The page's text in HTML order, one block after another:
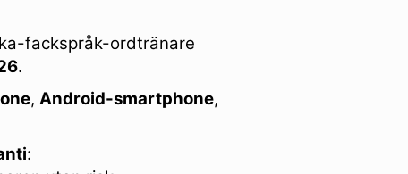
fackspråk-ordtränare
.
, Android-smartphone,
: